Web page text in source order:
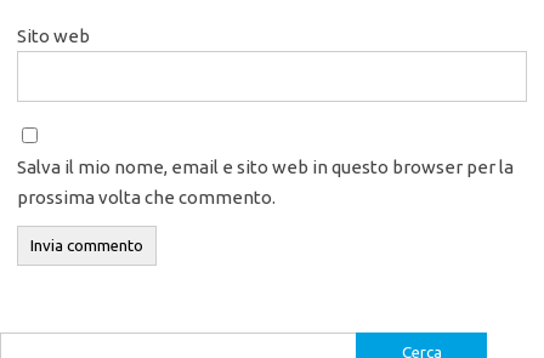
Sito web
Salva il mio nome, email e sito web in questo browser per la
prossima volta che commento.